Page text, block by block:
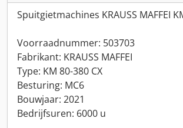
Spuitgietmachines KRAUSS MAFFEI
Voorraadnummer: 503703
Fabrikant: KRAUSS MAFFEI
Type: KM 80-380 CX
Besturing: MC6
Bouwjaar: 2021
Bedrijfsuren: 6000 u